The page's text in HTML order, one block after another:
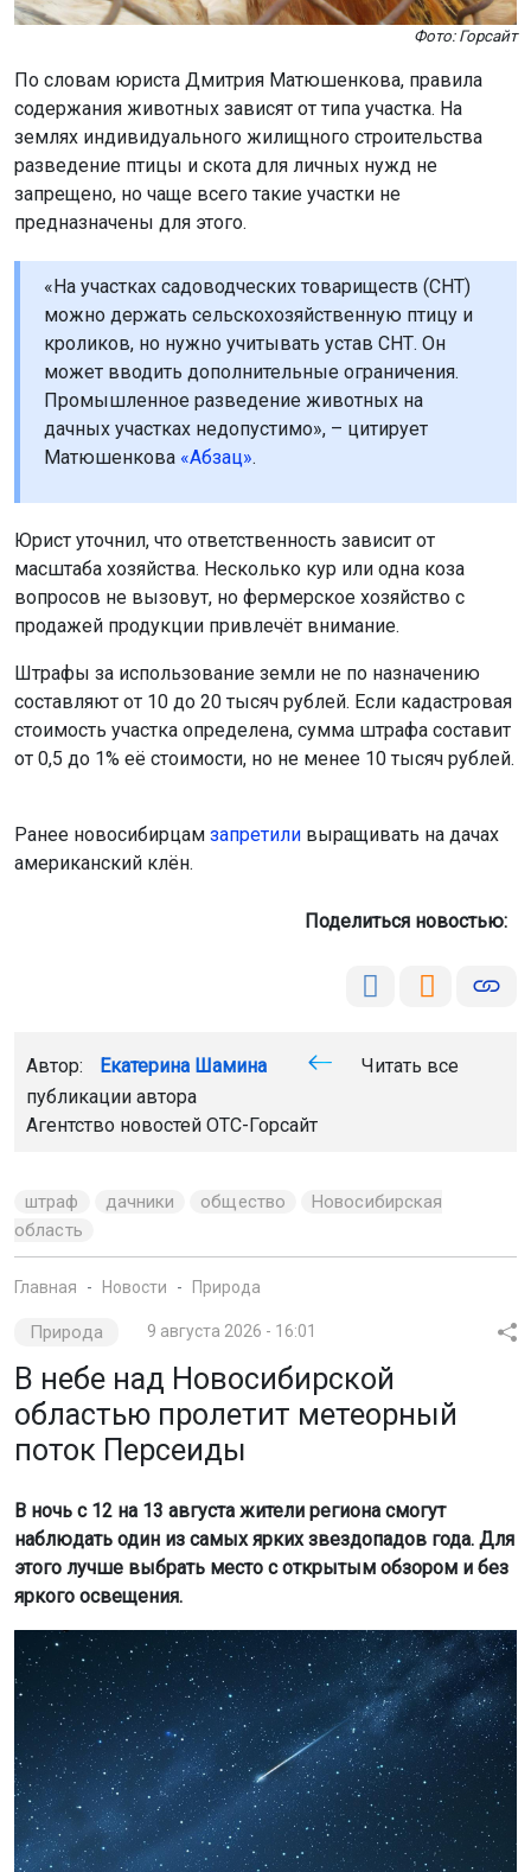
Фото: Горсайт
По словам юриста Дмитрия Матюшенкова, правила
содержания животных зависят от типа участка. На
землях индивидуального жилищного строительства
разведение птицы и скота для личных нужд не
запрещено, но чаще всего такие участки не
предназначены для этого.
«На участках садоводческих товариществ (СНТ)
можно держать сельскохозяйственную птицу и
кроликов, но нужно учитывать устав СНТ. Он
может вводить дополнительные ограничения.
Промышленное разведение животных на
дачных участках недопустимо», – цитирует
Матюшенкова «Абзац».
Юрист уточнил, что ответственность зависит от
масштаба хозяйства. Несколько кур или одна коза
вопросов не вызовут, но фермерское хозяйство с
продажей продукции привлечёт внимание.
Штрафы за использование земли не по назначению
составляют от 10 до 20 тысяч рублей. Если кадастровая
стоимость участка определена, сумма штрафа составит
от 0,5 до 1% её стоимости, но не менее 10 тысяч рублей.
Ранее новосибирцам запретили выращивать на дачах
американский клён.
Поделиться новостью:
Автор: Екатерина Шамина
Читать все
публикации автора
Агентство новостей ОТС-Горсайт
штраф дачники общество
Новосибирская
область
Главная Новости Природа
Природа 9 августа 2026 - 16:01
В небе над Новосибирской
областью пролетит метеорный
поток Персеиды
В ночь с 12 на 13 августа жители региона смогут
наблюдать один из самых ярких звездопадов года. Для
этого лучше выбрать место с открытым обзором и без
яркого освещения.